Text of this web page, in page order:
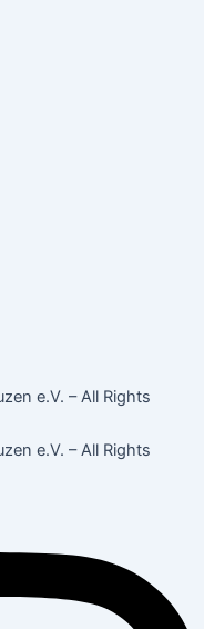
e.V. – All Rights
e.V. – All Rights